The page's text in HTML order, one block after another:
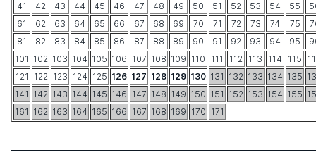
41
42 43 44 45 46 47 48 49 50 51 52 53 54 55
61
62 63 64 65 66 67 68 69 70 71 72 73 74 75
81
82 83 84 85 86 87 88 89 90 91 92 93 94 95
101 102 103 104 105 106 107 108 109 110 111 112 113 114 115
121
122 123 124 125 126 127 128 129 130 131 132 133 134 135
141 142 143 144 145 146 147 148 149 150 151 152 153 154 155
161 162 163 164 165 166 167 168 169 170 171